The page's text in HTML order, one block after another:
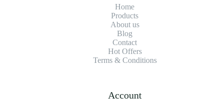
Home
Products
About us
Blog
Contact
Hot Offers
Terms & Conditions
Account